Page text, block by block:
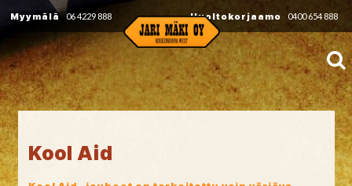
Myymälä 06 4229 888 Huoltokorjaamo 0400 654 888
Kool Aid